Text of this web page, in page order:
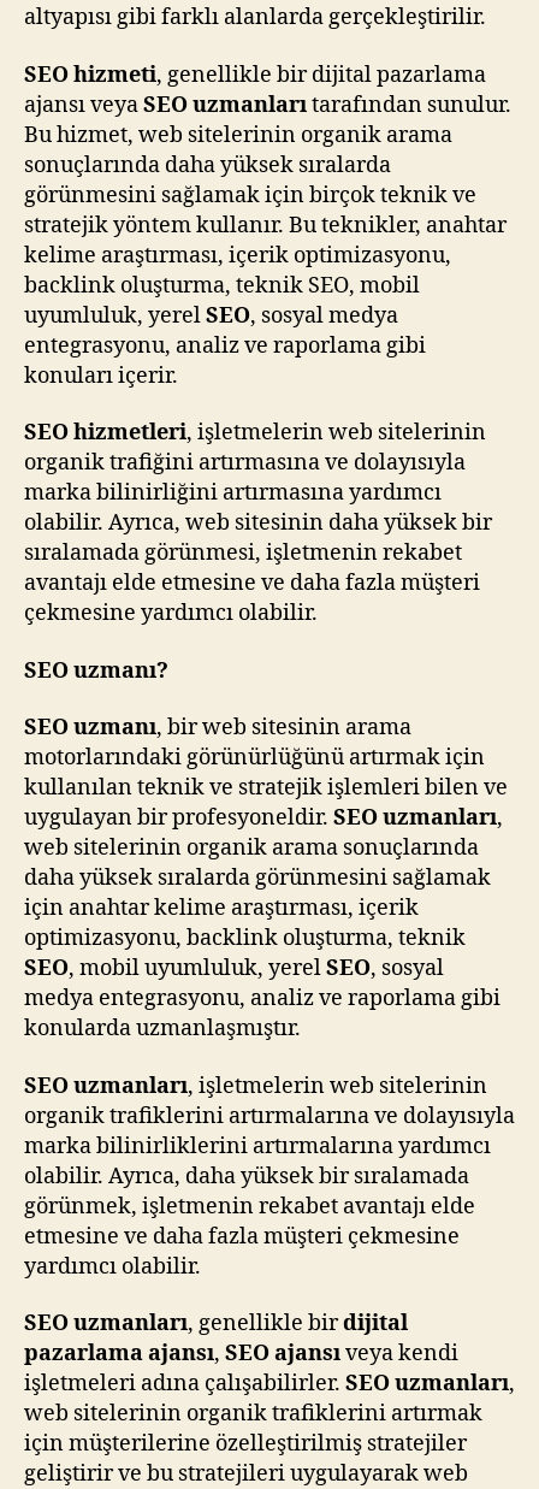
altyapısı gibi farklı alanlarda gerçekleştirilir.
SEO hizmeti, genellikle bir dijital pazarlama
ajansı veyaSEO uzmanlarıtarafından sunulur.
Bu hizmet, web sitelerinin organik arama
sonuçlarında daha yüksek sıralarda
görünmesini sağlamak için birçok teknik ve
stratejik yöntem kullanır. Bu teknikler, anahtar
kelime araştırması, içerik optimizasyonu,
backlink oluşturma, teknik SEO, mobil
uyumluluk, yerelSEO, sosyal medya
entegrasyonu, analiz ve raporlama gibi
konuları içerir.
SEO hizmetleri, işletmelerin web sitelerinin
organik trafiğini artırmasına ve dolayısıyla
marka bilinirliğini artırmasına yardımcı
olabilir. Ayrıca, web sitesinin daha yüksek bir
sıralamada görünmesi, işletmenin rekabet
avantajı elde etmesine ve daha fazla müşteri
çekmesine yardımcı olabilir.
SEO uzmanı?
SEO uzmanı, bir web sitesinin arama
motorlarındaki görünürlüğünü artırmak için
kullanılan teknik ve stratejik işlemleri bilen ve
uygulayan bir profesyoneldir. SEO uzmanları,
web sitelerinin organik arama sonuçlarında
daha yüksek sıralarda görünmesini sağlamak
için anahtar kelime araştırması, içerik
optimizasyonu, backlink oluşturma, teknik
SEO, mobil uyumluluk, yerelSEO, sosyal
medya entegrasyonu, analiz ve raporlama gibi
konularda uzmanlaşmıştır.
SEO uzmanları, işletmelerin web sitelerinin
organik trafiklerini artırmalarına ve dolayısıyla
marka bilinirliklerini artırmalarına yardımcı
olabilir. Ayrıca, daha yüksek bir sıralamada
görünmek, işletmenin rekabet avantajı elde
etmesine ve daha fazla müşteri çekmesine
yardımcı olabilir.
SEO uzmanları, genellikle birdijital
pazarlama ajansı, SEO ajansıveya kendi
işletmeleri adına çalışabilirler. SEO uzmanları,
web sitelerinin organik trafiklerini artırmak
için müşterilerine özelleştirilmiş stratejiler
geliştirir ve bu stratejileri uygulayarak web